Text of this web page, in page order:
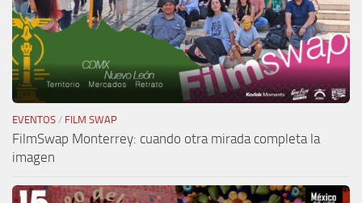
EVENTOS / FILM SWAP
FilmSwap Monterrey: cuando otra mirada completa la
imagen